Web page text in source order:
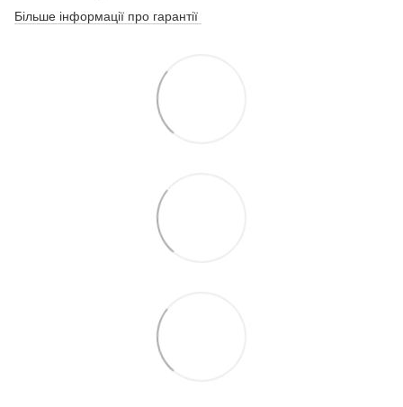
Більше інформації про гарантії